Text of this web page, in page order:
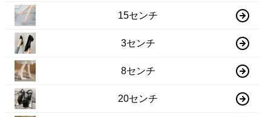
15センチ
3センチ
8センチ
20センチ